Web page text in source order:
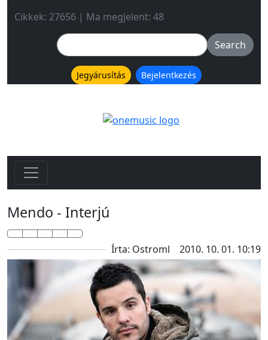
Cikkek: 27656 | Ma megjelent: 48
Jegyárusítás Bejelentkezés
Mendo - Interjú
Írta: Ostroml 2010. 10. 01. 10:19